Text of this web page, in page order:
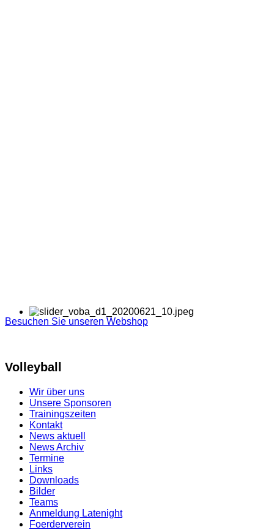
Besuchen Sie unseren Webshop
Volleyball
Wir über uns
Unsere Sponsoren
Trainingszeiten
Kontakt
News aktuell
News Archiv
Termine
Links
Downloads
Bilder
Teams
Anmeldung Latenight
Foerderverein